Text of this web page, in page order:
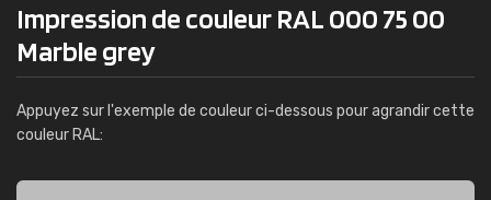
Impression de couleur RAL 000 75 00
Marble grey
Appuyez sur l'exemple de couleur ci-dessous pour agrandir cette
couleur RAL: